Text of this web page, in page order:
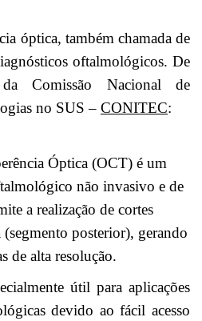
óptica, também chamada de
oftalmológicos. De
Comissão Nacional de
no SUS – CONITEC:
Óptica (OCT) é um
não invasivo e de
a realização de cortes
(segmento posterior), gerando
de alta resolução.
útil para aplicações
devido ao fácil acesso